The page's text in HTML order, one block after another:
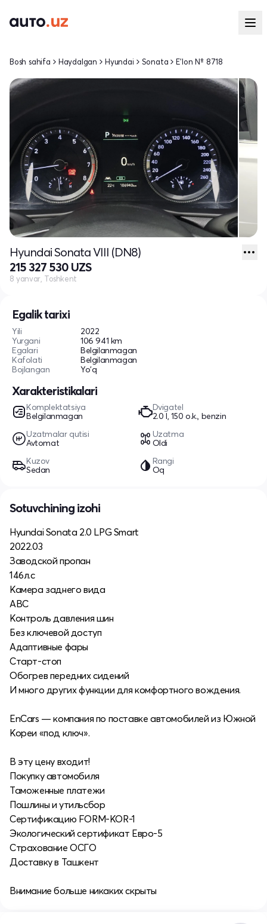
Egalik tarixi
Yili
2022
Yurgani
106 941 km
Egalari
Belgilanmagan
Kafolati
Belgilanmagan
Bojlangan
Yo'q
Xarakteristikalari
Komplektatsiya
Belgilanmagan
Dvigatel
2.0 l, 150 o.k., benzin
Uzatmalar qutisi
Avtomat
Uzatma
Oldi
Kuzov
Sedan
Rangi
Oq
Bosh sahifa Haydalgan Hyundai Sonata E'lon № 8718
Hyundai Sonata VIII (DN8)
215 327 530 UZS
8 yanvar, Toshkent
Sotuvchining izohi
Hyundai Sonata 2.0 LPG Smart
2022.03
Заводской пропан
146л.с
Камера заднего вида
АВС
Контроль давления шин
Без ключевой доступ
Адаптивные фары
Старт-стоп
Обогрев передних сидений
И много других функции для комфортного вождения.
EnCars — компания по поставке автомобилей из Южной
Кореи «под ключ».
В эту цену входит!
Покупку автомобиля
Таможенные платежи
Пошлины и утильсбор
Сертификацию FORM-KOR-1
Экологический сертификат Евро-5
Страхование ОСГО
Доставку в Ташкент
Внимание больше никаких скрыты